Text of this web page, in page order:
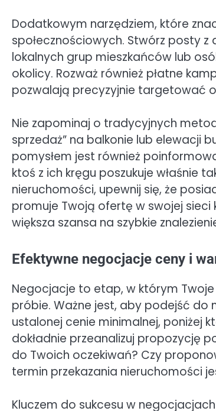
Dodatkowym narzędziem, które
społecznościowych. Stwórz posty
lokalnych grup mieszkańców lub
okolicy. Rozważ również płatne
pozwalają precyzyjnie targetować
Nie zapominaj o tradycyjnych
sprzedaż” na balkonie lub elewacji
pomysłem jest również
ktoś z ich kręgu poszukuje właśnie
nieruchomości, upewnij się, że
promuje Twoją ofertę w swojej
większa szansa na szybkie
Efektywne negocjacje ceny i
Negocjacje to etap, w którym
próbie. Ważne jest, aby podejść do
ustalonej cenie minimalnej, poniżej
dokładnie przeanalizuj propozycję
do Twoich oczekiwań? Czy
termin przekazania nieruchomości
Kluczem do sukcesu w